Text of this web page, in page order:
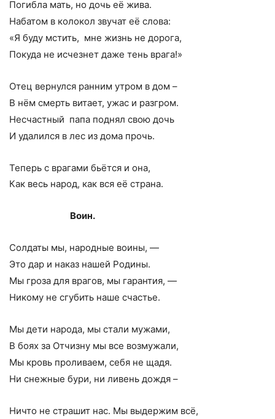
Погибла мать, но дочь её жива.
Набатом в колокол звучат её слова:
«Я буду мстить, мне жизнь не дорога,
Покуда не исчезнет даже тень врага!»
Отец вернулся ранним утром в дом –
В нём смерть витает, ужас и разгром.
Несчастный папа поднял свою дочь
И удалился в лес из дома прочь.
Теперь с врагами бьётся и она,
Как весь народ, как вся её страна.
Воин.
Солдаты мы, народные воины, —
Это дар и наказ нашей Родины.
Мы гроза для врагов, мы гарантия, —
Никому не сгубить наше счастье.
Мы дети народа, мы стали мужами,
В боях за Отчизну мы все возмужали,
Мы кровь проливаем, себя не щадя.
Ни снежные бури, ни ливень дождя –
Ничто не страшит нас. Мы выдержим всё,